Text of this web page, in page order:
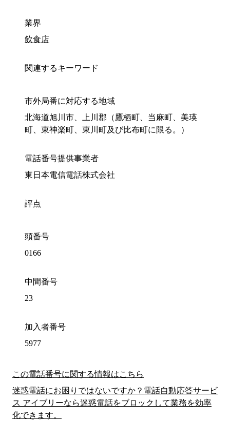
業界
飲食店
関連するキーワード
市外局番に対応する地域
北海道旭川市、上川郡（鷹栖町、当麻町、美瑛
町、東神楽町、東川町及び比布町に限る。）
電話番号提供事業者
東日本電信電話株式会社
評点
頭番号
0166
中間番号
23
加入者番号
5977
この電話番号に関する情報はこちら
迷惑電話にお困りではないですか？電話自動応答サービ
ス アイブリーなら迷惑電話をブロックして業務を効率
化できます。